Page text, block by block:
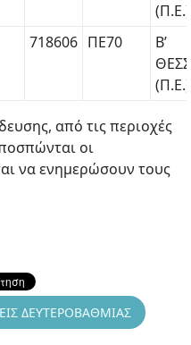
(Π.Ε.)
718606 ΠΕ70
Β’
(Π.Ε.)
από τις περιοχές
οι
να ενημερώσουν τους
ΔΕΥΤΕΡΟΒΑΘΜΙΑΣ